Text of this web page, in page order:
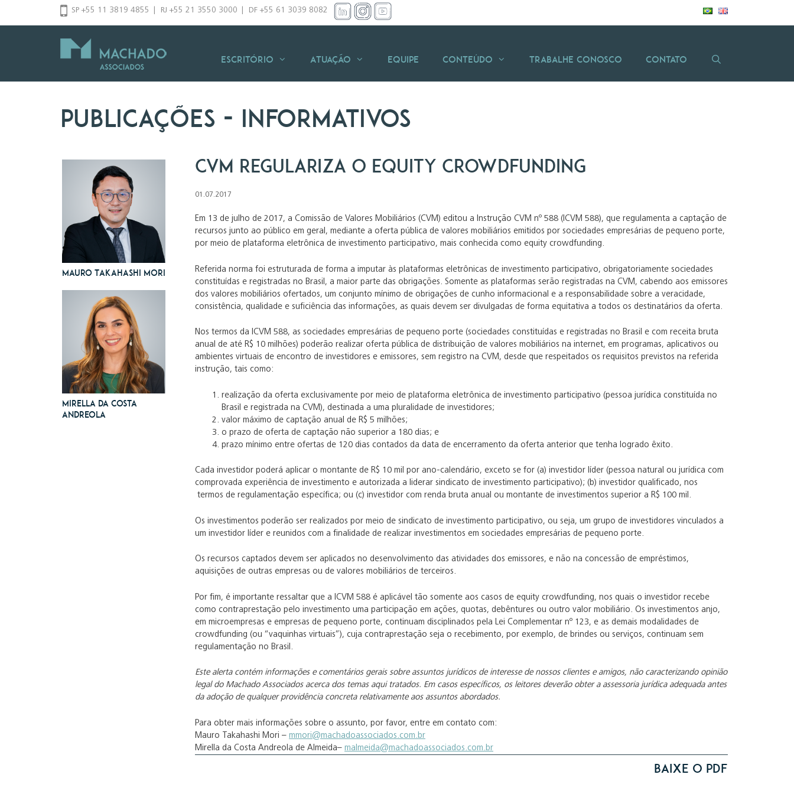
SP +55 11 3819 4855 RJ +55 21 3550 3000 DF +55 61 3039 8082
Escritório Atuação Equipe Conteúdo Trabalhe Conosco Contato
Publicações - informativos
Mauro Takahashi Mori
Mirella da Costa
Andreola
CVM Regulariza o Equity Crowdfunding
01.07.2017
Em 13 de julho de 2017, a Comissão de Valores Mobiliários (CVM) editou a Instrução CVM nº 588 (ICVM 588), que regulamenta a captação de
recursos junto ao público em geral, mediante a oferta pública de valores mobiliários emitidos por sociedades empresárias de pequeno porte,
por meio de plataforma eletrônica de investimento participativo, mais conhecida como equity crowdfunding.
Referida norma foi estruturada de forma a imputar às plataformas eletrônicas de investimento participativo, obrigatoriamente sociedades
constituídas e registradas no Brasil, a maior parte das obrigações. Somente as plataformas serão registradas na CVM, cabendo aos emissores
dos valores mobiliários ofertados, um conjunto mínimo de obrigações de cunho informacional e a responsabilidade sobre a veracidade,
consistência, qualidade e suficiência das informações, as quais devem ser divulgadas de forma equitativa a todos os destinatários da oferta.
Nos termos da ICVM 588, as sociedades empresárias de pequeno porte (sociedades constituídas e registradas no Brasil e com receita bruta
anual de até R$ 10 milhões) poderão realizar oferta pública de distribuição de valores mobiliários na internet, em programas, aplicativos ou
ambientes virtuais de encontro de investidores e emissores, sem registro na CVM, desde que respeitados os requisitos previstos na referida
instrução, tais como:
realização da oferta exclusivamente por meio de plataforma eletrônica de investimento participativo (pessoa jurídica constituída no
Brasil e registrada na CVM), destinada a uma pluralidade de investidores;
valor máximo de captação anual de R$ 5 milhões;
o prazo de oferta de captação não superior a 180 dias; e
prazo mínimo entre ofertas de 120 dias contados da data de encerramento da oferta anterior que tenha logrado êxito.
Cada investidor poderá aplicar o montante de R$ 10 mil por ano-calendário, exceto se for (a) investidor líder (pessoa natural ou jurídica com
comprovada experiência de investimento e autorizada a liderar sindicato de investimento participativo); (b) investidor qualificado, nos
termos de regulamentação específica; ou (c) investidor com renda bruta anual ou montante de investimentos superior a R$ 100 mil.
Os investimentos poderão ser realizados por meio de sindicato de investimento participativo, ou seja, um grupo de investidores vinculados a
um investidor líder e reunidos com a finalidade de realizar investimentos em sociedades empresárias de pequeno porte.
Os recursos captados devem ser aplicados no desenvolvimento das atividades dos emissores, e não na concessão de empréstimos,
aquisições de outras empresas ou de valores mobiliários de terceiros.
Por fim, é importante ressaltar que a ICVM 588 é aplicável tão somente aos casos de equity crowdfunding, nos quais o investidor recebe
como contraprestação pelo investimento uma participação em ações, quotas, debêntures ou outro valor mobiliário. Os investimentos anjo,
em microempresas e empresas de pequeno porte, continuam disciplinados pela Lei Complementar nº 123, e as demais modalidades de
crowdfunding (ou “vaquinhas virtuais”), cuja contraprestação seja o recebimento, por exemplo, de brindes ou serviços, continuam sem
regulamentação no Brasil.
Este alerta contém informações e comentários gerais sobre assuntos jurídicos de interesse de nossos clientes e amigos, não caracterizando opinião
legal do Machado Associados acerca dos temas aqui tratados. Em casos específicos, os leitores deverão obter a assessoria jurídica adequada antes
da adoção de qualquer providência concreta relativamente aos assuntos abordados.
Para obter mais informações sobre o assunto, por favor, entre em contato com:
Mauro Takahashi Mori – mmori@machadoassociados.com.br
Mirella da Costa Andreola de Almeida– malmeida@machadoassociados.com.br
Baixe o PDF